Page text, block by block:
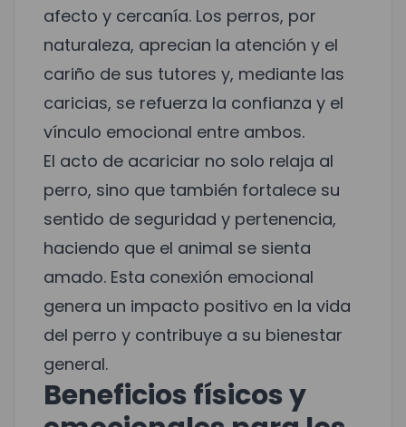
afecto y cercanía. Los perros, por
naturaleza, aprecian la atención y el
cariño de sus tutores y, mediante las
caricias, se refuerza la confianza y el
vínculo emocional entre ambos.
El acto de acariciar no solo relaja al
perro, sino que también fortalece su
sentido de seguridad y pertenencia,
haciendo que el animal se sienta
amado. Esta conexión emocional
genera un impacto positivo en la vida
del perro y contribuye a su bienestar
general.
Beneficios físicos y